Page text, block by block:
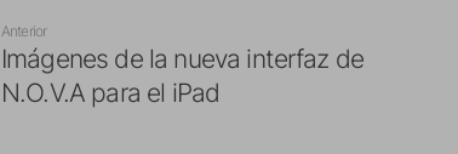
Anterior
Imágenes de la nueva interfaz de
N.O.V.A para el iPad